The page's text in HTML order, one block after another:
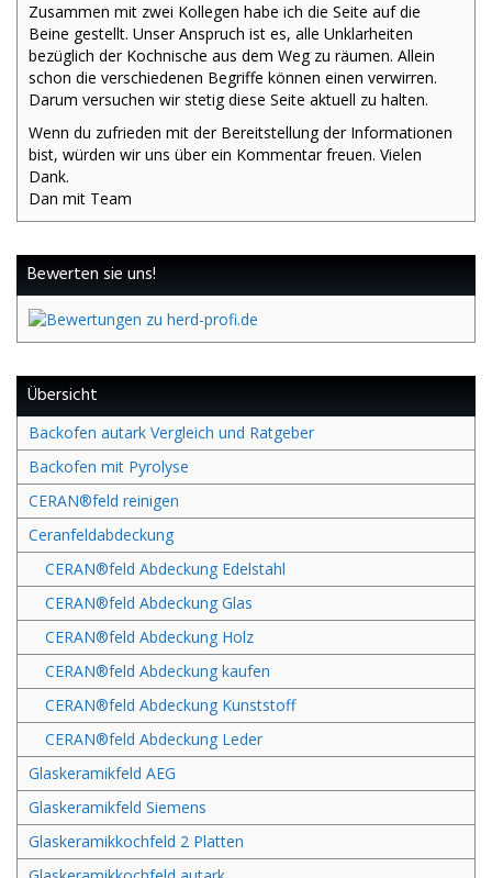
Zusammen mit zwei Kollegen habe ich die Seite auf die
Beine gestellt. Unser Anspruch ist es, alle Unklarheiten
bezüglich der Kochnische aus dem Weg zu räumen. Allein
schon die verschiedenen Begriffe können einen verwirren.
Darum versuchen wir stetig diese Seite aktuell zu halten.
Wenn du zufrieden mit der Bereitstellung der Informationen
bist, würden wir uns über ein Kommentar freuen. Vielen
Dank.
Dan mit Team
Bewerten sie uns!
Übersicht
Backofen autark Vergleich und Ratgeber
Backofen mit Pyrolyse
CERAN®feld reinigen
Ceranfeldabdeckung
CERAN®feld Abdeckung Edelstahl
CERAN®feld Abdeckung Glas
CERAN®feld Abdeckung Holz
CERAN®feld Abdeckung kaufen
CERAN®feld Abdeckung Kunststoff
CERAN®feld Abdeckung Leder
Glaskeramikfeld AEG
Glaskeramikfeld Siemens
Glaskeramikkochfeld 2 Platten